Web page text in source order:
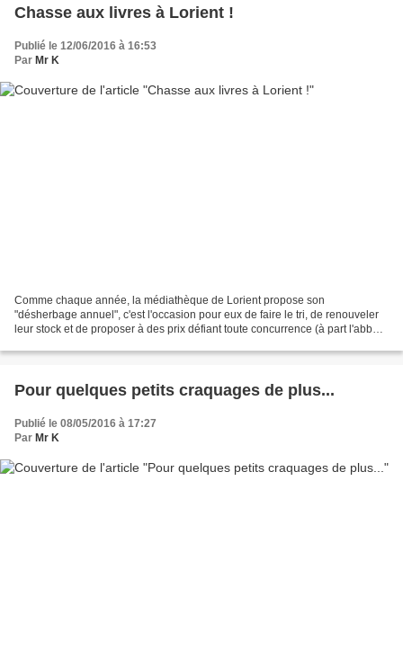
Chasse aux livres à Lorient !
Publié le 12/06/2016 à 16:53
Par Mr K
Comme chaque année, la médiathèque de Lorient propose son
"désherbage annuel", c'est l'occasion pour eux de faire le tri, de renouveler
leur stock et de proposer à des prix défiant toute concurrence (à part l'abbé
Pour quelques petits craquages de plus...
Publié le 08/05/2016 à 17:27
Par Mr K